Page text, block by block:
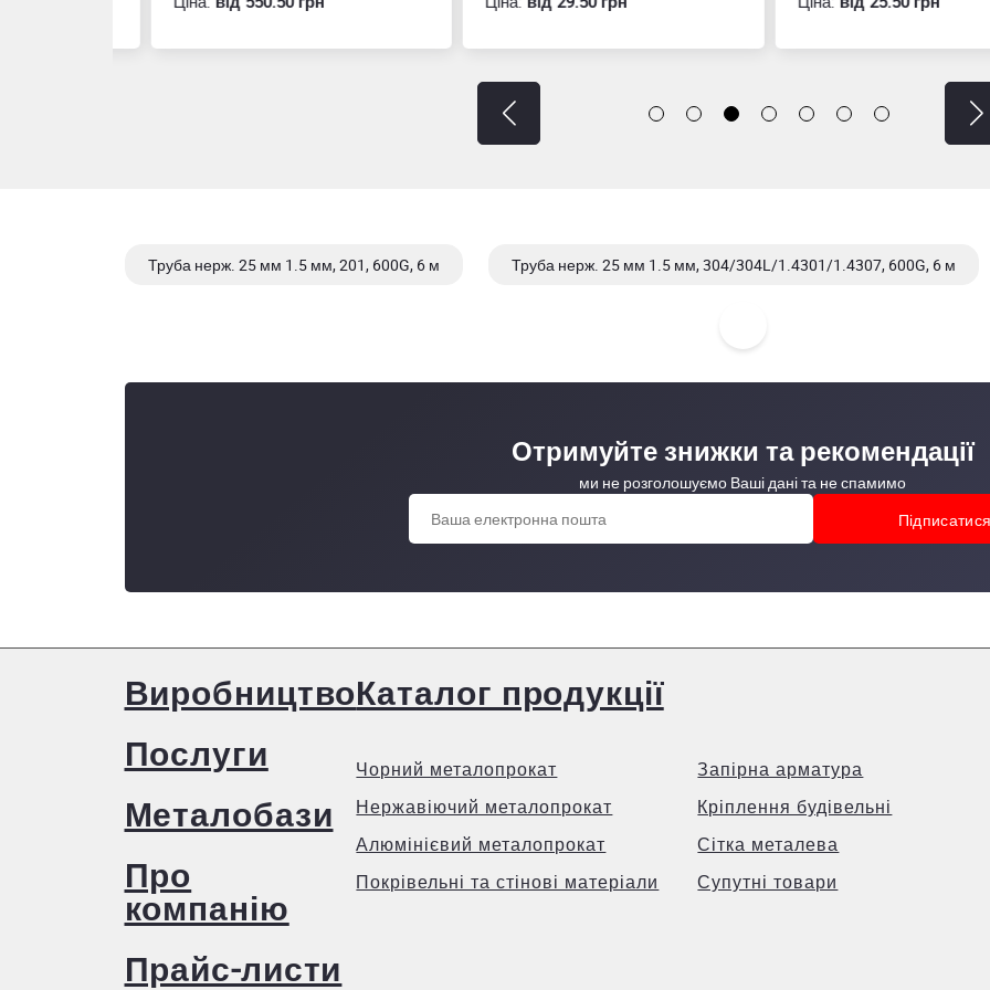
Труба нерж. 25 мм 1.5 мм, 201, 600G, 6 м Труба нерж. 25 мм 1.5 мм, 304/304L/1.4301/1.4307, 600G, 6 м
Отримуйте знижки та рекомендації
ми не розголошуємо Ваші дані та не спамимо
Виробництво
Послуги
Металобази
Про
компанію
Прайс-листи
Каталог продукції
Чорний металопрокат
Нержавіючий металопрокат
Алюмінієвий металопрокат
Покрівельні та стінові матеріали
Запірна арматура
Кріплення будівельні
Сітка металева
Супутні товари